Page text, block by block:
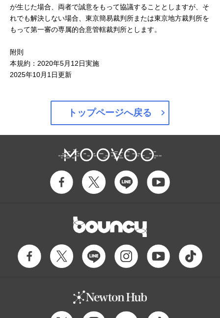
が生じた場合、両者で誠意をもって協議することとしますが、そ
れでも解決しない場合、東京簡易裁判所または東京地方裁判所を
もって第一審の専属的合意管轄裁判所とします。
附則
本規約：2020年5月12日実施
2025年10月1日更新
トップページへ戻る